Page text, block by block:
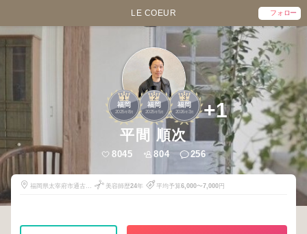
LE COEUR フォロー
1
福岡
2025年8月
2
福岡
2025年5月
3
福岡
2026年3月 +1
平間 順次
8045 804 256
福岡県太宰府市通古賀
美容師歴24年 平均予算6,000〜7,000円